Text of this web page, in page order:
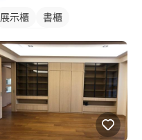
展示櫃
書櫃